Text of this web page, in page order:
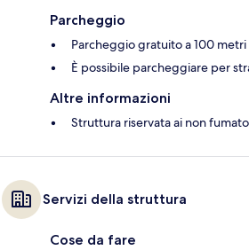
Parcheggio
Parcheggio gratuito a 100
È possibile parcheggiare per
Altre informazioni
Struttura riservata ai non
Servizi della struttura
Cose da fare